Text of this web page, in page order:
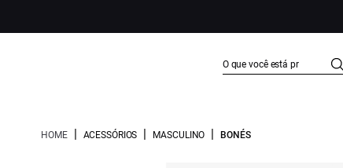
HOME | ACESSÓRIOS | MASCULINO | BONÉS